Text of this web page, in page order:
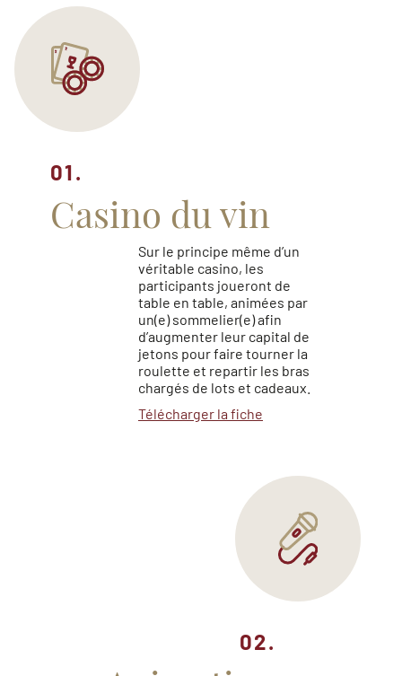
01.
Casino du vin
Sur le principe même d’un
véritable casino, les
participants joueront de
table en table, animées par
un(e) sommelier(e) afin
d’augmenter leur capital de
jetons pour faire tourner la
roulette et repartir les bras
chargés de lots et cadeaux.
Télécharger la fiche
02.